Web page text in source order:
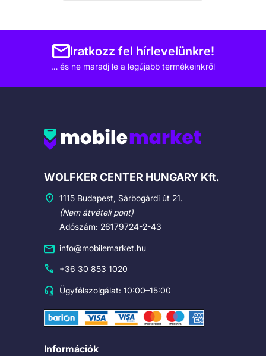
Iratkozz fel hírlevelünkre!
… és ne maradj le a legújabb termékeinkről
Cégadatok
WOLFKER CENTER HUNGARY Kft.
1115 Budapest, Sárbogárdi út 21.
(Nem átvételi pont)
Adószám: 26179724-2-43
info@mobilemarket.hu
+36 30 853 1020
Ügyfélszolgálat: 10:00–15:00
Információk